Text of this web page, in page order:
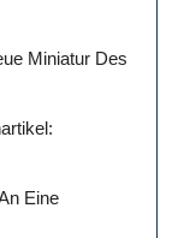
Miniatur Des
Eine